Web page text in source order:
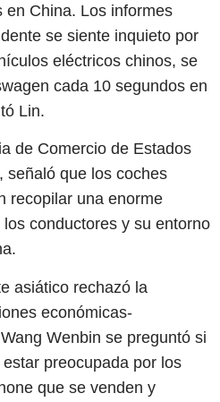
en China. Los informes
se siente inquieto por
eléctricos chinos, se
cada 10 segundos en
Lin.
de Comercio de Estados
señaló que los coches
recopilar una enorme
conductores y su entorno
asiático rechazó la
económicas-
Wenbin se preguntó si
preocupada por los
que se venden y